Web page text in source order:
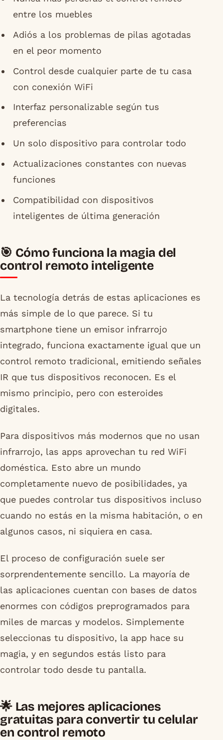
entre los muebles
Adiós a los problemas de pilas agotadas
en el peor momento
Control desde cualquier parte de tu casa
con conexión WiFi
Interfaz personalizable según tus
preferencias
Un solo dispositivo para controlar todo
Actualizaciones constantes con nuevas
funciones
Compatibilidad con dispositivos
inteligentes de última generación
🎯 Cómo funciona la magia del
control remoto inteligente
La tecnología detrás de estas aplicaciones es
más simple de lo que parece. Si tu
smartphone tiene un emisor infrarrojo
integrado, funciona exactamente igual que un
control remoto tradicional, emitiendo señales
IR que tus dispositivos reconocen. Es el
mismo principio, pero con esteroides
digitales.
Para dispositivos más modernos que no usan
infrarrojo, las apps aprovechan tu red WiFi
doméstica. Esto abre un mundo
completamente nuevo de posibilidades, ya
que puedes controlar tus dispositivos incluso
cuando no estás en la misma habitación, o en
algunos casos, ni siquiera en casa.
El proceso de configuración suele ser
sorprendentemente sencillo. La mayoría de
las aplicaciones cuentan con bases de datos
enormes con códigos preprogramados para
miles de marcas y modelos. Simplemente
seleccionas tu dispositivo, la app hace su
magia, y en segundos estás listo para
controlar todo desde tu pantalla.
🌟 Las mejores aplicaciones
gratuitas para convertir tu celular
en control remoto